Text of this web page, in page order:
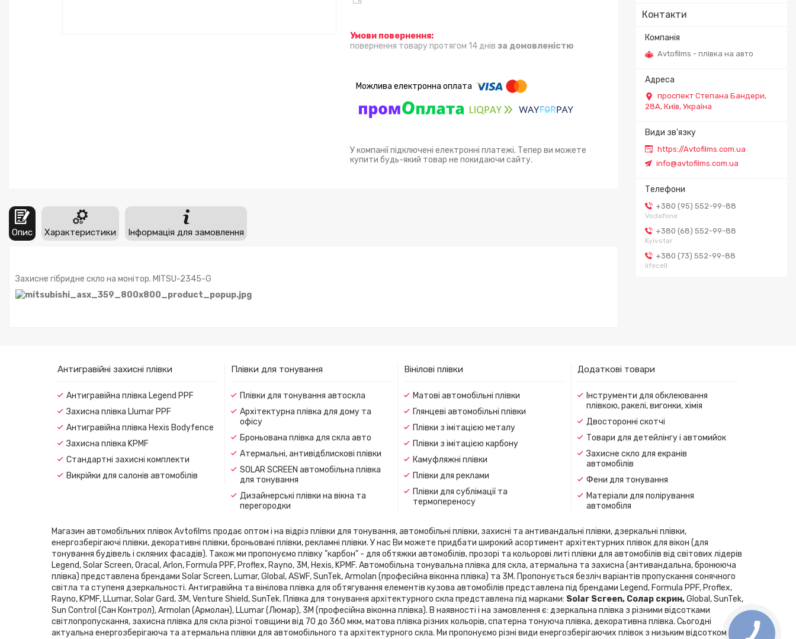
Контакти
Avtofilms - плівка на авто
проспект Степана Бандери,
28А, Київ, Україна
https://Avtofilms.com.ua
info@avtofilms.com.ua
+380 (95) 552-99-88
Vodafone
+380 (68) 552-99-88
Kyivstar
+380 (73) 552-99-88
lifecell
повернення товару протягом 14 днів за домовленістю
У компанії підключені електронні платежі. Тепер ви можете
купити будь-який товар не покидаючи сайту.
Опис Характеристики Інформація для замовлення
Захисне гібридне скло на монітор. MITSU-2345-G
Антигравійні захисні плівки
Антигравійна плівка Legend PPF
Захисна плівка Llumar PPF
Антигравійна плівка Hexis Bodyfence
Захисна плівка KPMF
Стандартні захисні комплекти
Викрійки для салонів автомобілів
Плівки для тонування
Плівки для тонування автоскла
Архітектурна плівка для дому та
офісу
Броньована плівка для скла авто
Атермальні, антивідблискові плівки
SOLAR SCREEN автомобільна плівка
для тонування
Дизайнерські плівки на вікна та
перегородки
Вінілові плівки
Матові автомобільні плівки
Глянцеві автомобільні плівки
Плівки з імітацією металу
Плівки з імітацією карбону
Камуфляжні плівки
Плівки для реклами
Плівки для сублімації та
термопереносу
Додаткові товари
Інструменти для обклеювання
плівкою, ракелі, вигонки, хімія
Двосторонні скотчі
Товари для детейлінгу і автомийок
Захисне скло для екранів
автомобілів
Фени для тонування
Матеріали для полірування
автомобіля
Магазин автомобільних плівок Avtofilms продає оптом і на відріз плівки для тонування, автомобільні плівки, захисні та антивандальні плівки, дзеркальні плівки,
енергозберігаючі плівки, декоративні плівки, броньовані плівки, рекламні плівки. У нас Ви можете придбати широкий асортимент архітектурних плівок для вікон (для
тонування будівель і скляних фасадів). Також ми пропонуємо плівку "карбон" - для обтяжки автомобілів, прозорі та кольорові литі плівки для автомобілів від світових лідерів
Legend, Solar Screen, Oracal, Arlon, Formula PPF, Proflex, Rayno, 3М, Hexis, KPMF. Автомобільна тонувальна плівка для скла, атермальна та захисна (антивандальна, бронююча
плівка) представлена ​​брендами Solar Screen, Lumar, Global, ASWF, SunTek, Armolan (професійна віконна плівка) та 3М. Пропонується безліч варіантів пропускання сонячного
світла та ступеня дзеркальності. Антигравійна та вінілова плівка для обтягування елементів кузова автомобілів представлена ​​під брендами Legend, Formula PPF, Proflex,
Rayno, KPMF, LLumar, Solar Gard, 3M, Venture Shield, SunTek. Плівка для тонування архітектурного скла представлена ​​під марками: Solar Screen, Cолар скрин,Global, SunTek,
Sun Control (Сан Контрол), Armolan (Армолан), LLumar (Люмар), 3М (професійна віконна плівка). В наявності і на замовлення є: дзеркальна плівка з різними відсотками
світлопропускання, захисна плівка для скла різної товщини від 70 до 360 мкм, матова плівка різних кольорів, спатерна тонуюча плівка, декоративна плівка. Сьогодні
актуальна енергозберігаюча та атермальна плівки для автомобільного та архітектурного скла. Ми пропонуємо різні види енергозберігаючих плівок з низьким відсотком